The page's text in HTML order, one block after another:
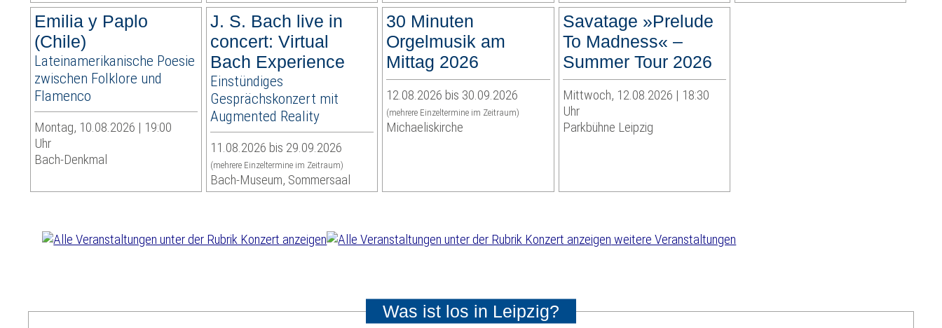
Emilia y Paplo
(Chile)
Lateinamerikanische Poesie
zwischen Folklore und
Flamenco
Montag, 10.08.2026 | 19:00
Uhr
Bach-Denkmal
J. S. Bach live in
concert: Virtual
Bach Experience
Einstündiges
Gesprächskonzert mit
Augmented Reality
11.08.2026 bis 29.09.2026
(mehrere Einzeltermine im Zeitraum)
Bach-Museum, Sommersaal
30 Minuten
Orgelmusik am
Mittag 2026
12.08.2026 bis 30.09.2026
(mehrere Einzeltermine im Zeitraum)
Michaeliskirche
Savatage »Prelude
To Madness« –
Summer Tour 2026
Mittwoch, 12.08.2026 | 18:30
Uhr
Parkbühne Leipzig
weitere Veranstaltungen
Was ist los in Leipzig?